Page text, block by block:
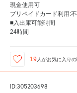
現金使用可
プリペイドカード利用:
■入出庫可能時間
24時間
19 人がお気に入り
ID:305203698